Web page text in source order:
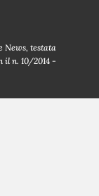
News, testata
il n. 10/2014 -